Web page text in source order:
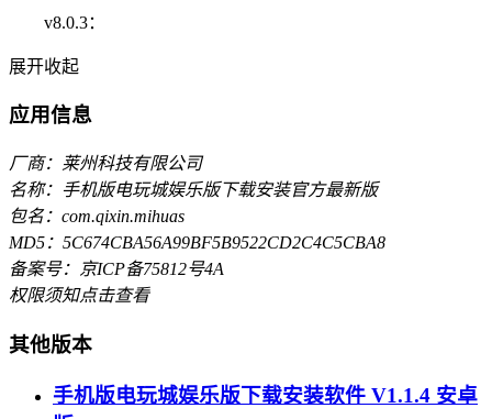
v8.0.3：
展开收起
应用信息
厂商：莱州科技有限公司
名称：手机版电玩城娱乐版下载安装官方最新版
包名：com.qixin.mihuas
MD5：5C674CBA56A99BF5B9522CD2C4C5CBA8
备案号：京ICP备75812号4A
权限须知点击查看
其他版本
手机版电玩城娱乐版下载安装软件 V1.1.4 安卓